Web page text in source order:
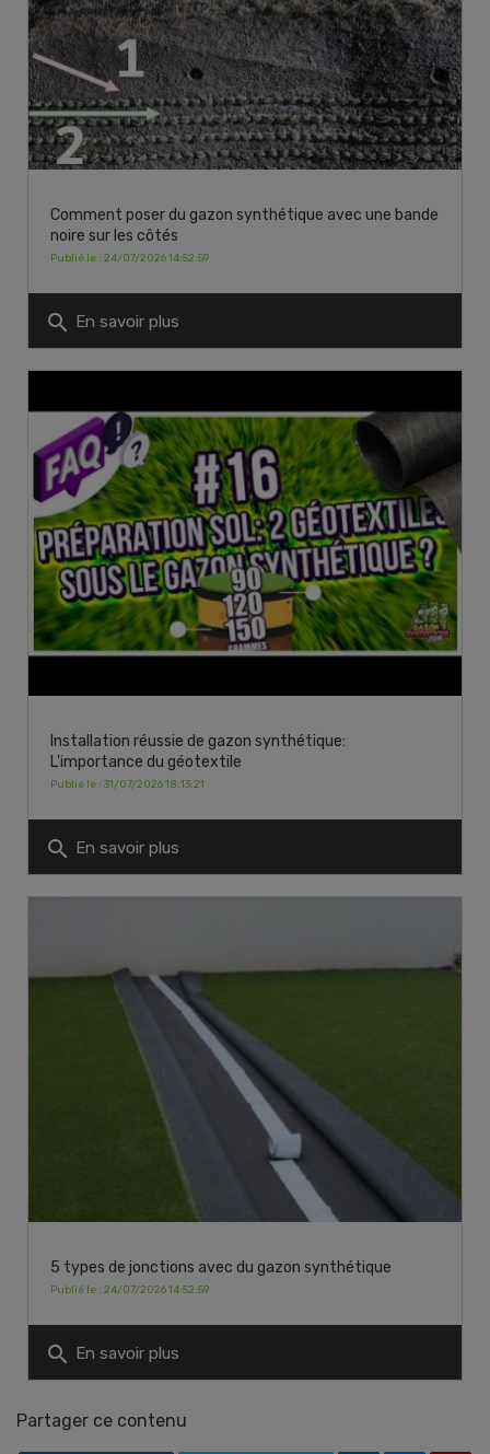
Comment poser du gazon synthétique avec une bande
noire sur les côtés
Publié le : 24/07/2026 14:52:59
search En savoir plus
Installation réussie de gazon synthétique:
L'importance du géotextile
Publié le : 31/07/2026 18:13:21
search En savoir plus
5 types de jonctions avec du gazon synthétique
Publié le : 24/07/2026 14:52:59
search En savoir plus
Partager ce contenu